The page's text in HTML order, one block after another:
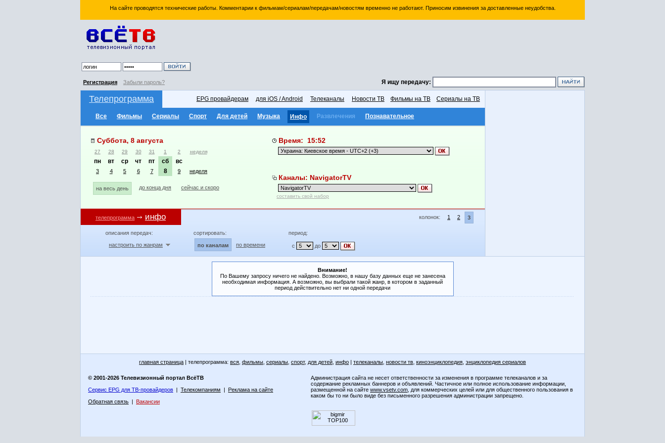
На сайте проводятся технические работы. Комментарии к фильмам/сериалам/передачам/новостям временно не работают. Приносим извинения за доставленные неудобства.
Регистрация Забыли пароль? Я ищу передачу:
Телепрограмма EPG провайдерам для iOS / Android Телеканалы Новости ТВ Фильмы на ТВ Сериалы на ТВ
Все Фильмы Сериалы Спорт Для детей Музыка Инфо Развлечения Познавательное
Суббота, 8 августа
27 28 29 30 31 1 2 неделя
пн вт ср чт пт сб вс
3 4 5 6 7 8 9 неделя
на весь день до конца дня сейчас и скоро
Время: 15:52
Каналы: NavigatorTV
составить свой набор
телепрограмма инфо колонок: 1 2 3
описания передач:
настроить по жанрам
сортировать:
по каналам по времени
период:
с до
Внимание!
По Вашему запросу ничего не найдено. Возможно, в нашу базу данных еще не занесена
необходимая информация. А возможно, вы выбрали такой жанр, в котором в заданный
период действительно нет ни одной передачи
главная страница | телепрограмма: вся фильмы сериалы спорт, для детей инфо | телеканалы новости тв киноэнциклопедия энциклопедия сериалов
© 2001-2026 Телевизионный портал ВсёТВ
Сервис EPG для ТВ-провайдеров | Телекомпаниям | Реклама на сайте
Обратная связь | Вакансии
Администрация сайта не несет ответственности за изменения в программе телеканалов и за
содержание рекламных баннеров и объявлений. Частичное или полное использование информации,
размещенной на сайте www.vsetv.com , для коммерческих целей или для общественного пользования в
каком бы то ни было виде без письменного разрешения администрации запрещено.